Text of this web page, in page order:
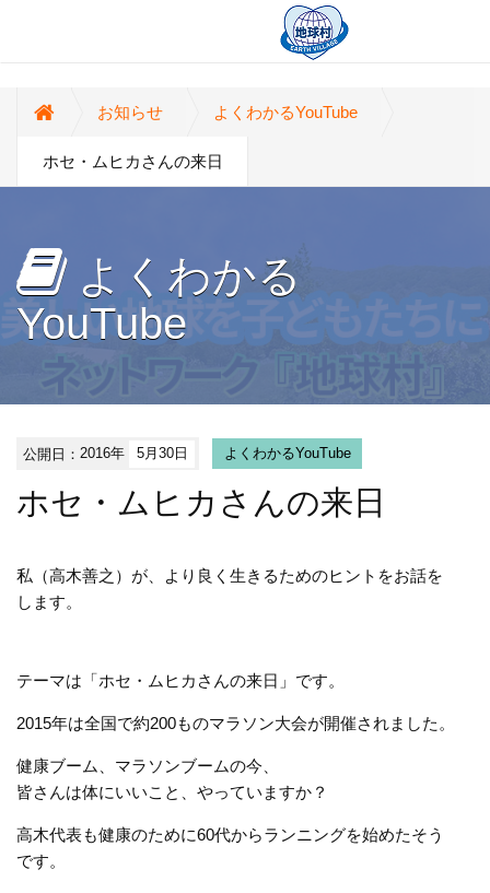
お知らせ よくわかるYouTube
ホセ・ムヒカさんの来日
よくわかる
YouTube
公開日：2016年 5月30日 よくわかるYouTube
ホセ・ムヒカさんの来日
私（高木善之）が、より良く生きるためのヒントをお話を
します。
テーマは「ホセ・ムヒカさんの来日」です。
2015年は全国で約200ものマラソン大会が開催されました。
健康ブーム、マラソンブームの今、
皆さんは体にいいこと、やっていますか？
高木代表も健康のために60代からランニングを始めたそう
です。